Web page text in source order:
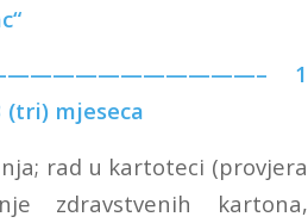
1
mjeseca
rad u kartoteci (provjera
zdravstvenih kartona,